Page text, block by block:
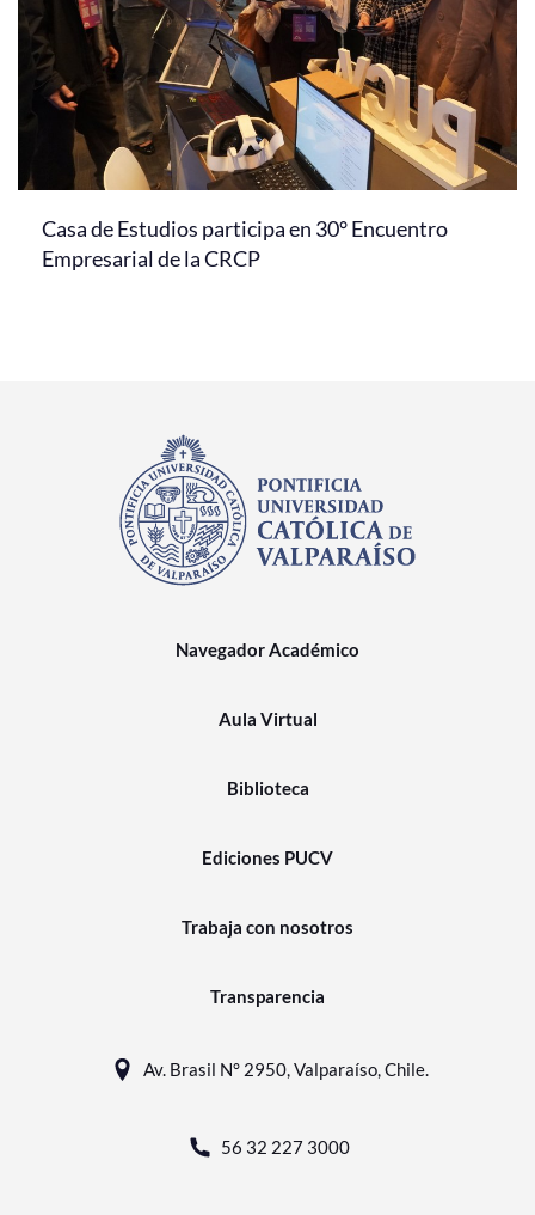
Casa de Estudios participa en 30° Encuentro
Empresarial de la CRCP
Navegador Académico
Aula Virtual
Biblioteca
Ediciones PUCV
Trabaja con nosotros
Transparencia
Av. Brasil N° 2950, Valparaíso, Chile.
56 32 227 3000